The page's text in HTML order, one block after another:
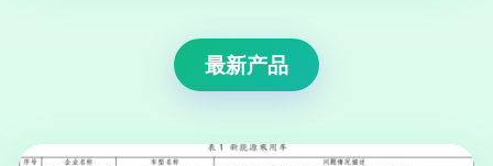
最新产品